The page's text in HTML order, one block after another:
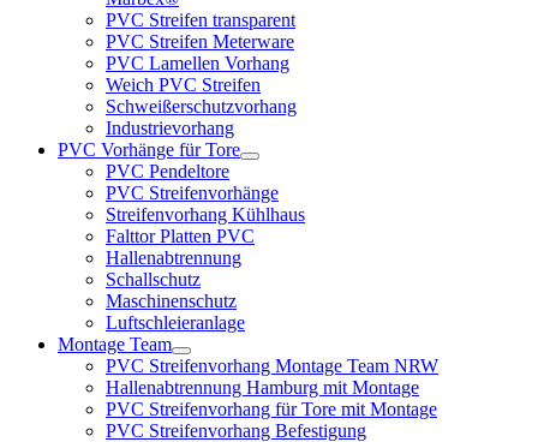
PVC Streifen transparent
PVC Streifen Meterware
PVC Lamellen Vorhang
Weich PVC Streifen
Schweißerschutzvorhang
Industrievorhang
PVC Vorhänge für Tore
PVC Pendeltore
PVC Streifenvorhänge
Streifenvorhang Kühlhaus
Falttor Platten PVC
Hallenabtrennung
Schallschutz
Maschinenschutz
Luftschleieranlage
Montage Team
PVC Streifenvorhang Montage Team NRW
Hallenabtrennung Hamburg mit Montage
PVC Streifenvorhang für Tore mit Montage
PVC Streifenvorhang Befestigung